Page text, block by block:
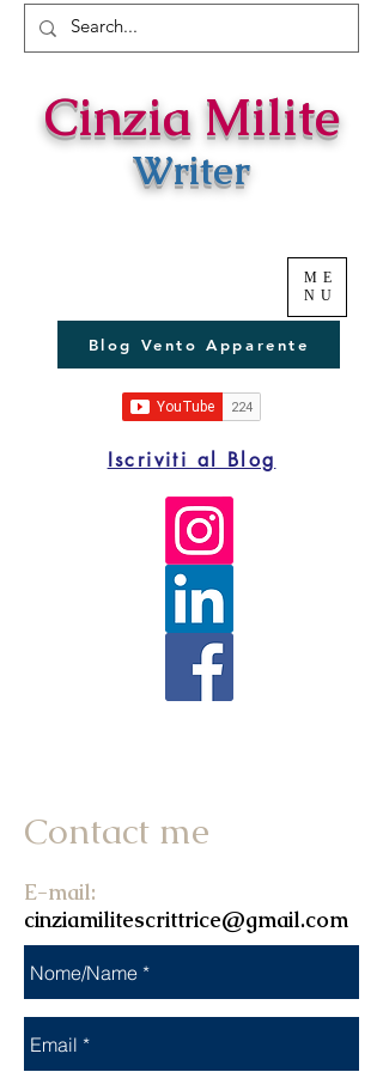
Cinzia Milite
Writer
ME
NU
Blog Vento Apparente
Iscriviti al Blog
Contact me
E-mail:
cinziamilitescrittrice@gmail.com